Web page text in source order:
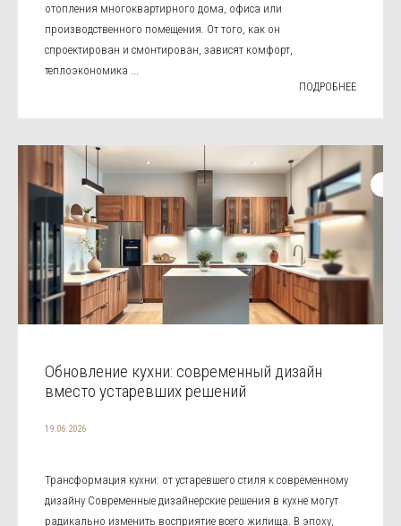
отопления многоквартирного дома, офиса или
производственного помещения. От того, как он
спроектирован и смонтирован, зависят комфорт,
теплоэкономика ...
ПОДРОБНЕЕ
Обновление кухни: современный дизайн
вместо устаревших решений
19.06.2026
Трансформация кухни: от устаревшего стиля к современному
дизайну Современные дизайнерские решения в кухне могут
радикально изменить восприятие всего жилища. В эпоху,